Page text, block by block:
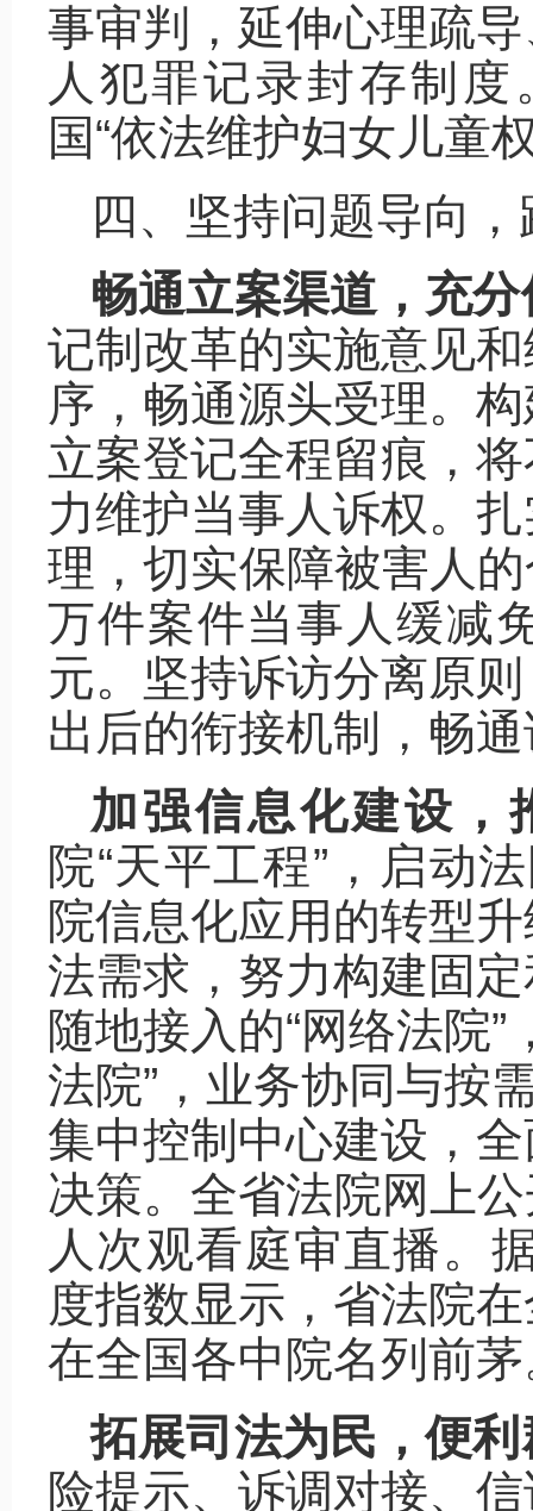
事审判，延伸心理疏
人犯罪记录封存制
国“依法维护妇女儿童
四、坚持问题导向
畅通立案渠道，充
记制改革的实施意见
序，畅通源头受理。
立案登记全程留痕，
力维护当事人诉权。
理，切实保障被害人
万件案件当事人缓减
元。坚持诉访分离原
出后的衔接机制，畅
加强信息化建设，
院“天平工程”，启动
院信息化应用的转型
法需求，努力构建固
随地接入的“网络法院
法院”，业务协同与按
集中控制中心建设，
决策。全省法院网上
人次观看庭审直播。
度指数显示，省法院
在全国各中院名列前
拓展司法为民，便
险提示、诉调对接、